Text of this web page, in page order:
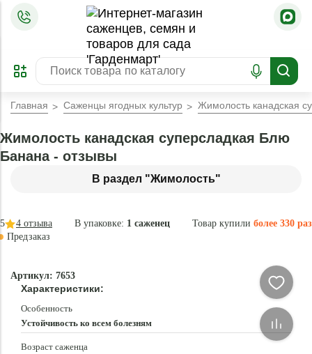
ПРЕДЗАКАЗ
ЗАБРОНИРОВАТЬ
ЛУЧШЕЕ
Главная Саженцы ягодных культур Жимолость канадская
В раздел "Жимолость"
Жимолость канадская суперсладкая Блю
Банана - отзывы
В упаковке: 1 саженец Товар купили более 330 раз
5 4 отзыва
Предзаказ
Артикул: 7653
Характеристики:
Особенность
Устойчивость ко всем болезням
Возраст саженца